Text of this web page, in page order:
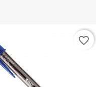
favorite_border